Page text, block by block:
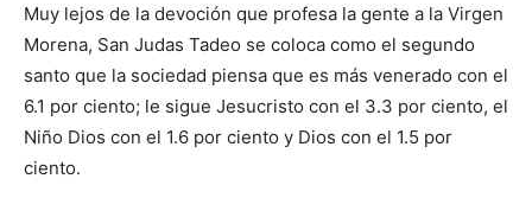
Muy lejos de la devoción que profesa la gente a la Virgen
Morena, San Judas Tadeo se coloca como el segundo
santo que la sociedad piensa que es más venerado con el
6.1 por ciento; le sigue Jesucristo con el 3.3 por ciento, el
Niño Dios con el 1.6 por ciento y Dios con el 1.5 por
ciento.